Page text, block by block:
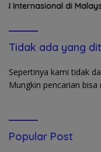
Akses Pendidikan bagi
Tidak ada yang
Sepertinya kami tidak
Mungkin pencarian
Popular Post